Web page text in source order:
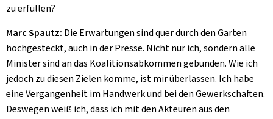
zu erfüllen?
Marc Spautz: Die Erwartungen sind quer durch den Garten
hochgesteckt, auch in der Presse. Nicht nur ich, sondern alle
Minister sind an das Koalitionsabkommen gebunden. Wie ich
jedoch zu diesen Zielen komme, ist mir überlassen. Ich habe
eine Vergangenheit im Handwerk und bei den Gewerkschaften.
Deswegen weiß ich, dass ich mit den Akteuren aus den